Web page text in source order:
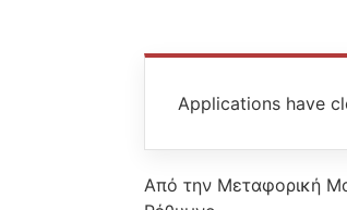
Applications have
Από την Μεταφορική